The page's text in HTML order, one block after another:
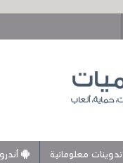
تدوينات معلوماتية